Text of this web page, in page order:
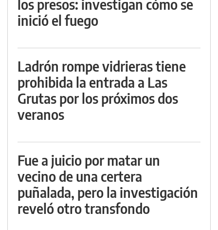
los presos: investigan cómo se
inició el fuego
Ladrón rompe vidrieras tiene
prohibida la entrada a Las
Grutas por los próximos dos
veranos
Fue a juicio por matar un
vecino de una certera
puñalada, pero la investigación
reveló otro transfondo